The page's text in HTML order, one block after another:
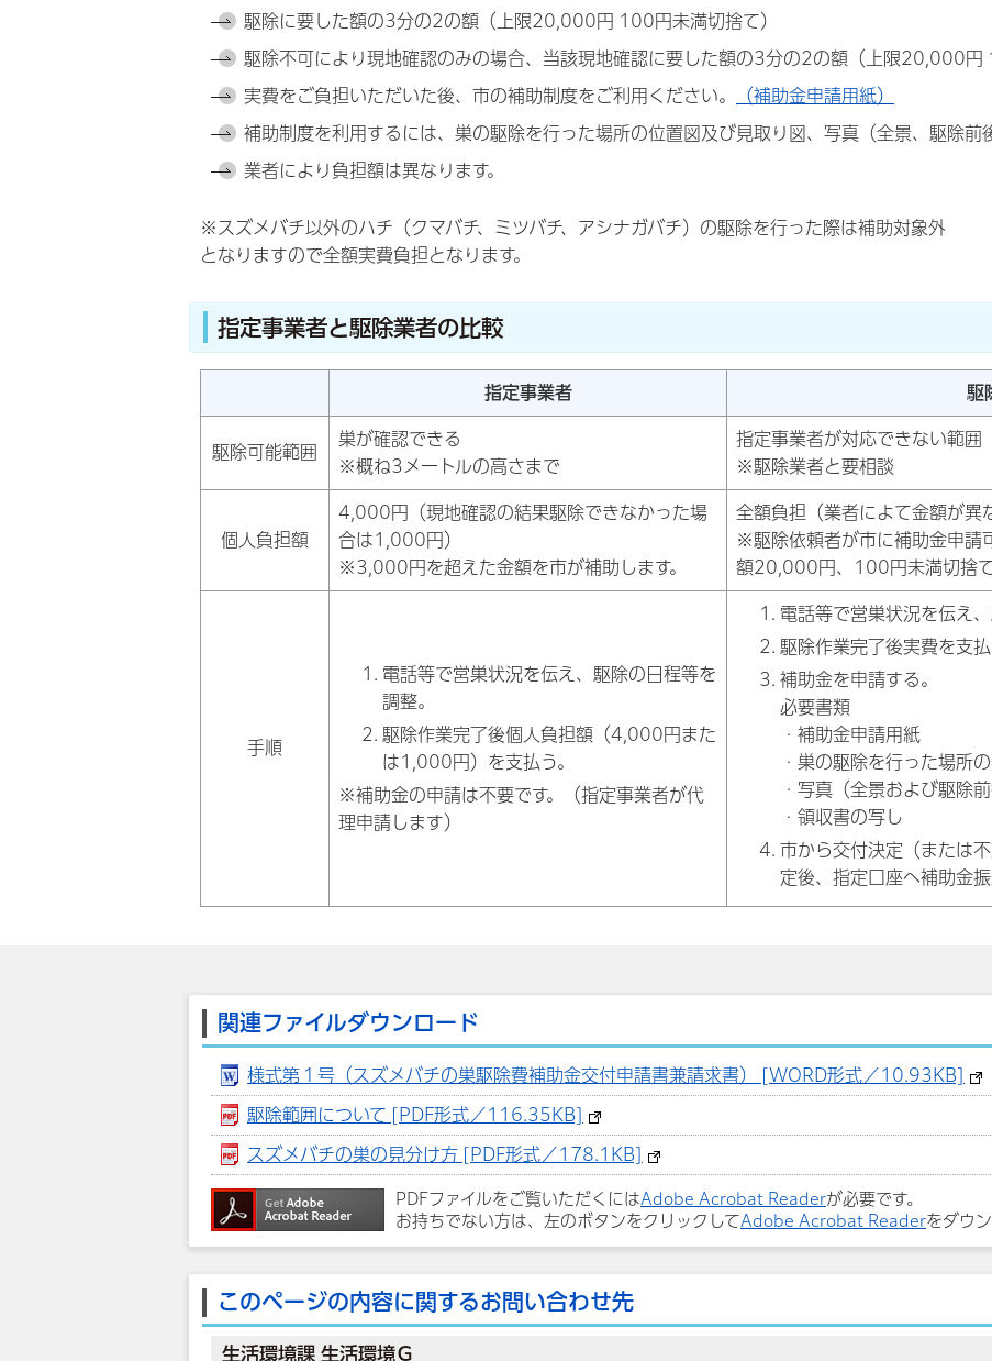
駆除に要した額の3分の2の額（上限20,000円 100円未満切捨て）
駆除不可により現地確認のみの場合、当該現地確認に要した額の3分の2の額（上限20,000円
実費をご負担いただいた後、市の補助制度をご利用ください。 （補助金申請用紙）
補助制度を利用するには、巣の駆除を行った場所の位置図及び見取り図、写真（全景、駆除前
業者により負担額は異なります。
※スズメバチ以外のハチ（クマバチ、ミツバチ、アシナガバチ）の駆除を行った際は補助対象外
となりますので全額実費負担となります。
指定事業者と駆除業者の比較
指定事業者 駆
駆除可能範囲
巣が確認できる
※概ね3メートルの高さまで
指定事業者が対応できない範囲
※駆除業者と要相談
個人負担額
4,000円（現地確認の結果駆除できなかった場
合は1,000円）
※3,000円を超えた金額を市が補助します。
全額負担（業者によて金額が異
※駆除依頼者が市に補助金申請
額20,000円、100円未満切捨て
手順
電話等で営巣状況を伝え、駆除の日程等を
調整。
駆除作業完了後個人負担額（4,000円また
は1,000円）を支払う。
※補助金の申請は不要です。（指定事業者が代
理申請します）
電話等で営巣状況を伝え
駆除作業完了後実費を支払
補助金を申請する。
必要書類
・補助金申請用紙
・巣の駆除を行った場所
・写真（全景および駆除前
・領収書の写し
市から交付決定（または
定後、指定口座へ補助金振
関連ファイルダウンロード
様式第１号（スズメバチの巣駆除費補助金交付申請書兼請求書） [WORD形式／10.93KB]
駆除範囲について [PDF形式／116.35KB]
スズメバチの巣の見分け方 [PDF形式／178.1KB]
PDFファイルをご覧いただくにはAdobe Acrobat Readerが必要です。
お持ちでない方は、左のボタンをクリックしてAdobe Acrobat Readerをダウ
このページの内容に関するお問い合わせ先
生活環境課 生活環境Ｇ